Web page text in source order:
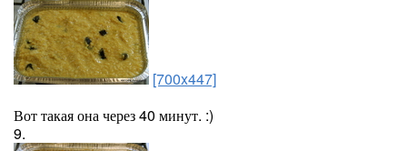
[700x447]
Вот такая она через 40 минут. :)
9.